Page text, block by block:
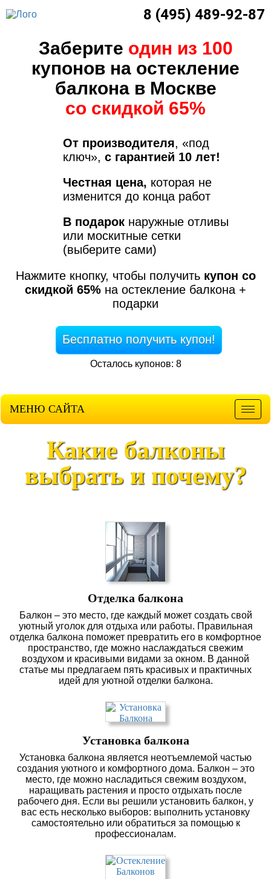
8 (495) 489-92-87
Заберите один из 100
купонов на остекление
балкона в Москве
со скидкой 65%
От производителя, «под
ключ», с гарантией 10 лет!
Честная цена, которая не
изменится до конца работ
В подарок наружные отливы
или москитные сетки
(выберите сами)
Нажмите кнопку, чтобы получить купон со
скидкой 65% на остекление балкона +
подарки
Бесплатно получить купон!
Осталось купонов: 8
МЕНЮ САЙТА
Какие балконы
выбрать и почему?
Отделка балкона
Балкон – это место, где каждый может создать свой
уютный уголок для отдыха или работы. Правильная
отделка балкона поможет превратить его в комфортное
пространство, где можно наслаждаться свежим
воздухом и красивыми видами за окном. В данной
статье мы предлагаем пять красивых и практичных
идей для уютной отделки балкона.
Установка балкона
Установка балкона является неотъемлемой частью
создания уютного и комфортного дома. Балкон – это
место, где можно насладиться свежим воздухом,
наращивать растения и просто отдыхать после
рабочего дня. Если вы решили установить балкон, у
вас есть несколько выборов: выполнить установку
самостоятельно или обратиться за помощью к
профессионалам.